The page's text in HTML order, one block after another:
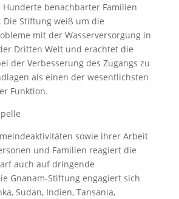
benachbarter Familien
Stiftung weiß um die
mit der Wasserversorgung in
Dritten Welt und erachtet die
der Verbesserung des Zugangs zu
als einen der wesentlichsten
Funktion.
sowie ihrer Arbeit
und Familien reagiert die
auch auf dringende
Gnanam-Stiftung engagiert sich
Sudan, Indien, Tansania,